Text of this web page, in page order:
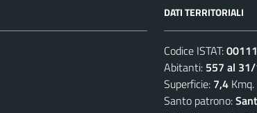
DATI TERRITORIALI
Codice ISTAT:
Abitanti: 557 al
Superficie: 7,4
Santo patrono: